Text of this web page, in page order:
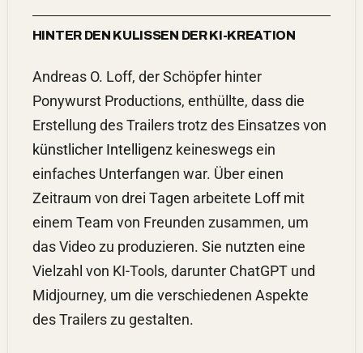
HINTER DEN KULISSEN DER KI-KREATION
Andreas O. Loff, der Schöpfer hinter
Ponywurst Productions, enthüllte, dass die
Erstellung des Trailers trotz des Einsatzes von
künstlicher Intelligenzkeineswegs ein
einfaches Unterfangen war. Über einen
Zeitraum von drei Tagen arbeitete Loff mit
einem Team von Freunden zusammen, um
das Video zu produzieren. Sie nutzten eine
Vielzahl von KI-Tools, darunter ChatGPT und
Midjourney, um die verschiedenen Aspekte
des Trailers zu gestalten.